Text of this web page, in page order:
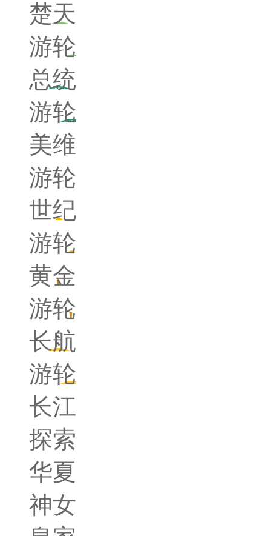
楚天
游轮
总统
游轮
美维
游轮
世纪
游轮
黄金
游轮
长航
游轮
长江
探索
华夏
神女